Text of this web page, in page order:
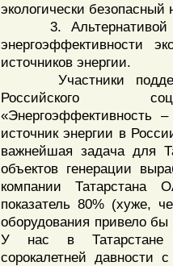
экологически безопасный
3. Альтернативой
энергоэффективности
источников энергии.
Участники
Российского
источник энергии в
важнейшая задача для
объектов генерации
компании Татарстана
показатель 80% (хуже,
оборудования привело бы
У нас в Татарстане
сорокалетней